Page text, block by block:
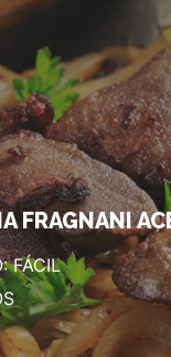
FRAGNANI
FÁCIL